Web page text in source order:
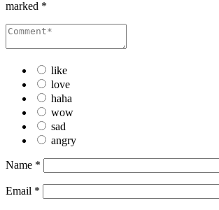
marked *
like
love
haha
wow
sad
angry
Name *
Email *